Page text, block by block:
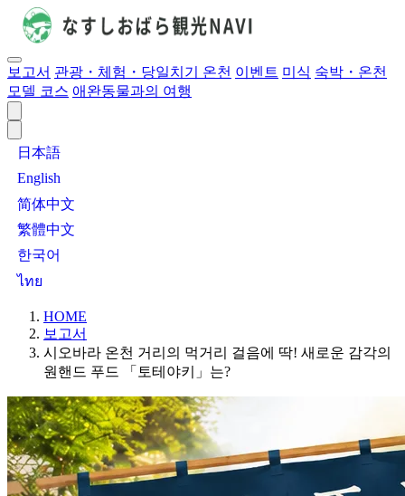
보고서 관광・체험・당일치기 온천 이벤트 미식 숙박・온천
모델 코스 애완동물과의 여행
日本語
English
简体中文
繁體中文
한국어
ไทย
HOME
보고서
시오바라 온천 거리의 먹거리 걸음에 딱! 새로운 감각의
원핸드 푸드 「토테야키」는?